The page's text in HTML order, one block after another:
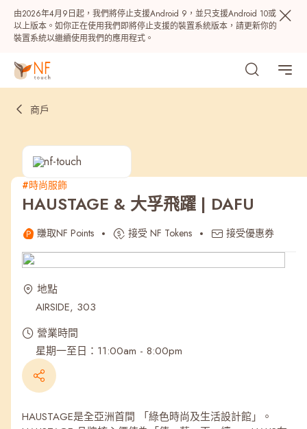
由2026年4月9日起，我們將停止支援Android 9，並只支援Android 10或
以上版本。如你正在使用我們即將停止支援的裝置系統版本，請更新你的
裝置系統以繼續使用我們的應用程式。
熱門
最近搜尋紀錄
商戶
#時尚服飾
HAUSTAGE & 大孚飛躍 | DAFU
賺取NF Points 接受 NF Tokens 接受優惠券
地點
AIRSIDE, 303
營業時間
星期一至日：11:00am - 8:00pm
HAUSTAGE是全亞洲首間 「綠色時尚及生活設計館」。